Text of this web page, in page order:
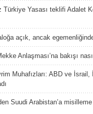
Türkiye Yasası teklifi Adalet
açık, ancak
Anlaşması’na bakışı
Muhafızları: ABD ve İsrail,
Suudi Arabistan’a